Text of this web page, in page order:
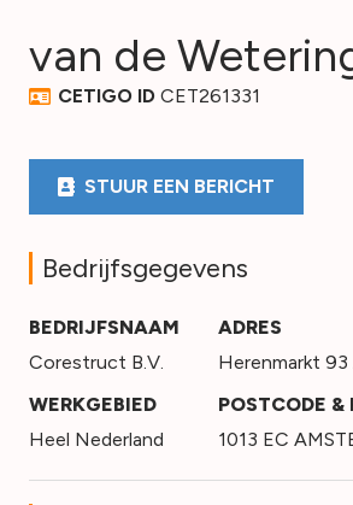
van de
CETIGO IDCET261331
STUUR EEN BERICHT
Bedrijfsgegevens
BEDRIJFSNAAM
Corestruct B.V.
WERKGEBIED
Heel Nederland
ADRES
Herenmarkt 93
POSTCODE &
1013 EC